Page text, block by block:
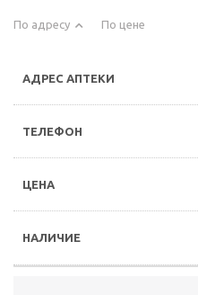
По адресу По цене